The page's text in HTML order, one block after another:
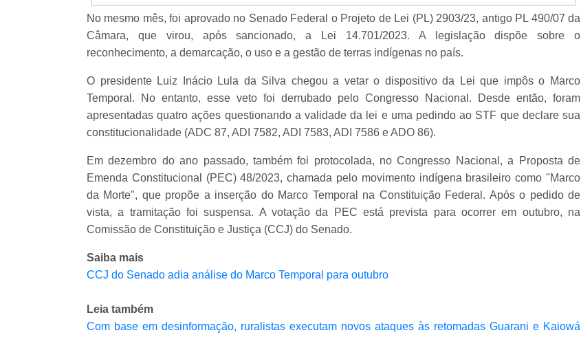
No mesmo mês, foi aprovado no Senado Federal o Projeto de Lei (PL) 2903/23, antigo PL 490/07 da
Câmara, que virou, após sancionado, a Lei 14.701/2023. A legislação dispõe sobre o
reconhecimento, a demarcação, o uso e a gestão de terras indígenas no país.
O presidente Luiz Inácio Lula da Silva chegou a vetar o dispositivo da Lei que impôs o Marco
Temporal. No entanto, esse veto foi derrubado pelo Congresso Nacional. Desde então, foram
apresentadas quatro ações questionando a validade da lei e uma pedindo ao STF que declare sua
constitucionalidade (ADC 87, ADI 7582, ADI 7583, ADI 7586 e ADO 86).
Em dezembro do ano passado, também foi protocolada, no Congresso Nacional, a Proposta de
Emenda Constitucional (PEC) 48/2023, chamada pelo movimento indígena brasileiro como "Marco
da Morte", que propõe a inserção do Marco Temporal na Constituição Federal. Após o pedido de
vista, a tramitação foi suspensa. A votação da PEC está prevista para ocorrer em outubro, na
Comissão de Constituição e Justiça (CCJ) do Senado.
Saiba mais
CCJ do Senado adia análise do Marco Temporal para outubro
Leia também
Com base em desinformação, ruralistas executam novos ataques às retomadas Guarani e Kaiowá